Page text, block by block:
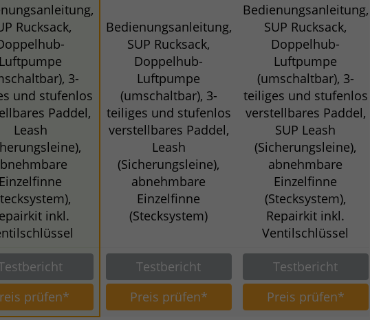
Rucksack,
Luftpumpe
3-
und stufenlos
Paddel,
Leash
Einzelfinne
inkl.
Bedienungsanleitung,
SUP Rucksack,
Doppelhub-
Luftpumpe
(umschaltbar), 3-
teiliges und stufenlos
verstellbares Paddel,
Leash
(Sicherungsleine),
abnehmbare
Einzelfinne
(Stecksystem)
Bedienungsanleitung,
SUP Rucksack,
Doppelhub-
Luftpumpe
(umschaltbar), 3-
teiliges und stufenlos
verstellbares Paddel,
SUP Leash
(Sicherungsleine),
abnehmbare
Einzelfinne
(Stecksystem),
Repairkit inkl.
Ventilschlüssel
prüfen*
Testbericht
Preis prüfen*
Testbericht
Preis prüfen*